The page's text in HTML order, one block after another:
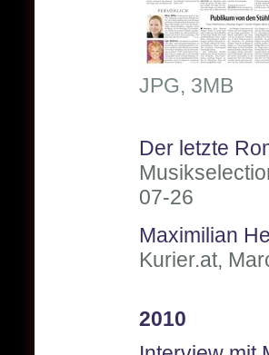
JPG, 3MB
Der letzte
07-26
Maximilian
Kurier.at,
2010